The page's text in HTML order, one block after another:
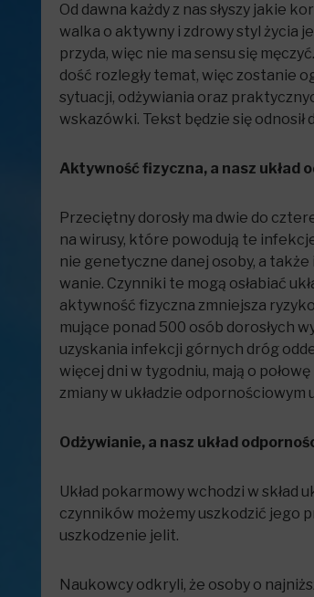
Od dawna każdy z nas słyszy jakie
walka o aktywny i zdrowy styl życia
przyda, więc nie ma sensu się
dość rozległy temat, więc zostanie
sytuacji, odżywiania oraz
wskazówki. Tekst będzie się
Aktywność fizyczna, a nasz układ
Prze­ciętny doro­sły ma dwie do
na wirusy, które powo­dują te
nie gene­tyczne danej osoby, a
wa­nie. Czyn­niki te mogą osła­biać
aktywność fizyczna zmniejsza
mu­jące ponad 500 osób doro­słych
uzy­ska­nia infekcji górnych dróg
wię­cej dni w tygo­dniu, mają o
zmiany w układzie
Odżywianie, a nasz układ
Układ pokarmowy wchodzi w
czynników możemy uszkodzić jego
uszkodzenie jelit.
Naukowcy odkryli, że osoby o